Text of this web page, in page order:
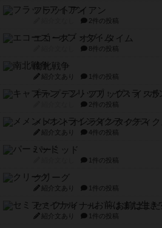
フラットアイアン
2件の投稿
エコーズ・オブ・タイム
8件の投稿
南北戦争
紹介文あり 1件の投稿
キャプテン・フリップ：イス
2件の投稿
メメントオンラインタクティク
紹介文あり 4件の投稿
パーミッド
1件の投稿
クリーグ
紹介文あり 1件の投稿
セミファイナル ～お前はまだ
紹介文あり 1件の投稿